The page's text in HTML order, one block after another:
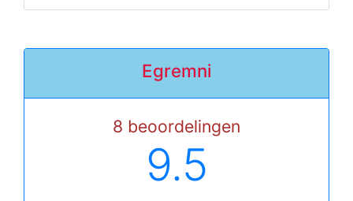
Egremni
8 beoordelingen
9.5